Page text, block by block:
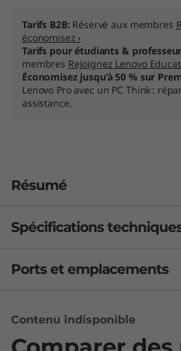
Tarifs B2B: Réservé aux membres
économisez ›
Tarifs pour étudiants &
membres Rejoignez Lenovo
Économisez jusqu’à 50 % sur
Lenovo Pro avec un PC Think :
assistance.
Résumé
Grand à l’intérieur comme
extrêmement performant et
niveau de pointe pour vos
quotidiennes. Cet appareil
Spécifications
PERFORMANCES
71 Wh
45 Wh
Ports et emplacements
Contenu indisponible